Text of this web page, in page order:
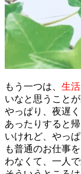
もう一つは、 生
いなと思うことが
やっぱり、夜遅
あったりすると
いけれど、やっ
も普通のお仕事
わなくて、一人